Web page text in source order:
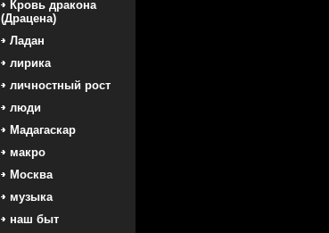
Кровь дракона
(Драцена)
Ладан
лирика
личностный рост
люди
Мадагаскар
макро
Москва
музыка
наш быт